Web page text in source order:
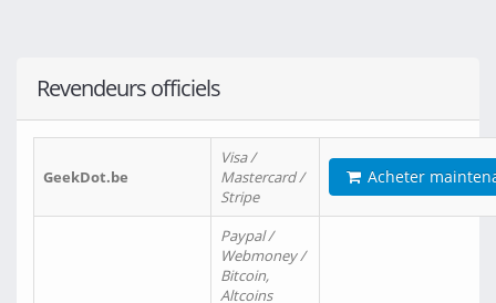
Revendeurs officiels
GeekDot.be
Visa /
Mastercard /
Stripe
Acheter
Paypal /
Webmoney /
Bitcoin,
Altcoins